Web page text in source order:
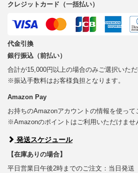
クレジットカード（一括払い）
代金引換
銀行振込（前払い）
合計が15,000円以上の場合のみご選択いただ
※振込手数料はお客様負担となります。
Amazon Pay
お持ちのAmazonアカウントの情報を使って
※Amazonのポイントはご利用いただけませ
発送スケジュール
【在庫ありの場合】
平日営業日午後2時までのご注文：当日発送